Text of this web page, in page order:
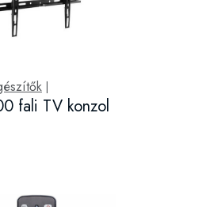
fali TV konzol